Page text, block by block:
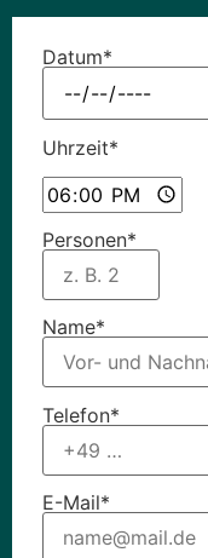
Datum*
Uhrzeit*
Personen*
Name*
Telefon*
E-Mail*